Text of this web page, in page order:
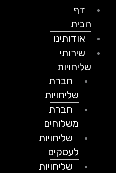
דף
הבית
אודותינו
שירותי
שליחויות
חברת
שליחויות
חברת
משלוחים
שליחויות
לעסקים
שליחויות